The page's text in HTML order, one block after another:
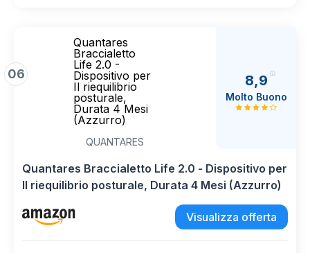
06
Quantares
Braccialetto
Life 2.0 -
Dispositivo per
Il riequilibrio
posturale,
Durata 4 Mesi
(Azzurro)
QUANTARES
8,9
Molto Buono
Quantares Braccialetto Life 2.0 - Dispositivo per
Il riequilibrio posturale, Durata 4 Mesi (Azzurro)
Visualizza offerta